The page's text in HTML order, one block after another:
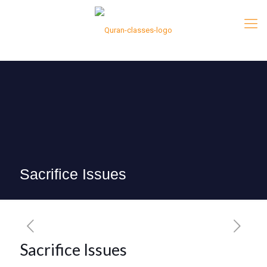
Sacrifice Issues
Sacrifice Issues